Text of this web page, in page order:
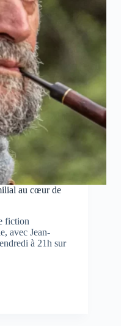
au cœur de
fiction
avec Jean-
à 21h sur